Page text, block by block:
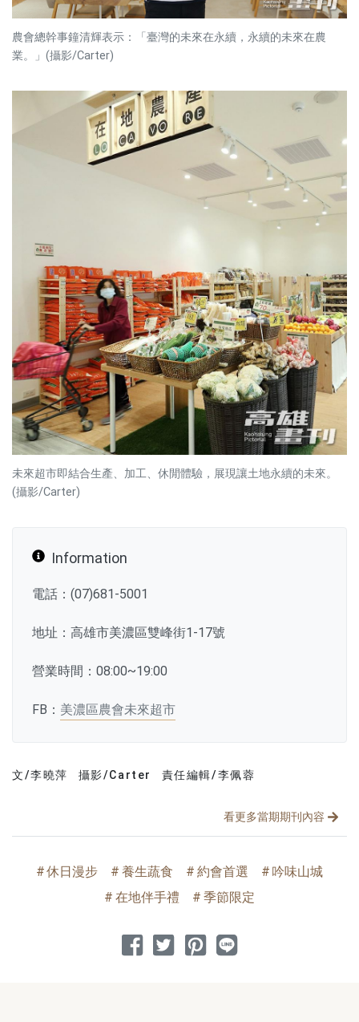
農會總幹事鐘清輝表示：「臺灣的未來在永續，永續的未來在農
業。」(攝影/Carter)
未來超市即結合生產、加工、休閒體驗，展現讓土地永續的未來。
(攝影/Carter)
Information
電話：(07)681-5001
地址：高雄市美濃區雙峰街1-17號
營業時間：08:00~19:00
FB： 美濃區農會未來超市
文/李曉萍 攝影/Carter 責任編輯/李佩蓉
看更多當期期刊內容
文章分類
休日漫步 養生蔬食 約會首選
吟味山城
在地伴手禮
季節限定
分享文章
分享到 Facebook
分享到 Twitter
分享到 Pinterest
分享到 Line